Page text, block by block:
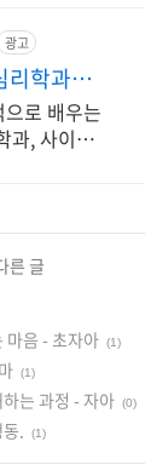
광고
리학과
생
로 배우는
과, 사이버
른 글
마음 - 초자아 (1)
(1)
는 과정 - 자아 (0)
. (1)